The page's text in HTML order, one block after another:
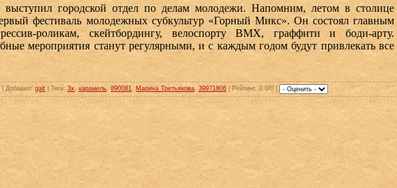
городской отдел по делам молодежи. Напомним, летом в столице
фестиваль молодежных субкультур «Горный Микс». Он состоял главным
роликам, скейтбордингу, велоспорту BMX, граффити и боди-арту.
мероприятия станут регулярными, и с каждым годом будут привлекать все
Добавил: galt Теги: 3x, карамель, 890081, Марина Третьякова, 39971806 Рейтинг: 0.0/0 |